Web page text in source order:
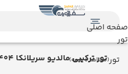
صفحه اصلی
تور
تور(مشاهده همه)
تور ترکیبی مالدیو سریلانکا 1404